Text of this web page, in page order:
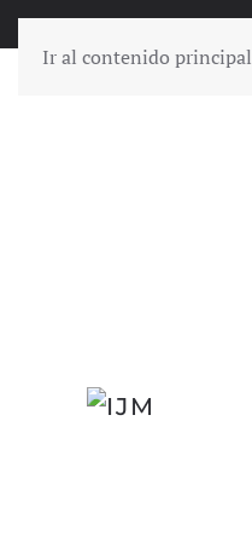
Ir al contenido principal